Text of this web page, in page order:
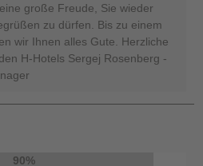
große Freude, Sie wieder
zu dürfen. Bis zu einem
wir Ihnen alles Gute. Herzliche
H-Hotels Sergej Rosenberg -
90%